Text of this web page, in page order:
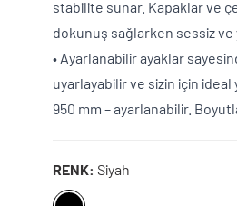
stabilite sunar. Kapaklar ve
dokunuş sağlarken sessiz ve
• Ayarlanabilir ayaklar
uyarlayabilir ve sizin için
950 mm – ayarlanabilir.
RENK:Siyah